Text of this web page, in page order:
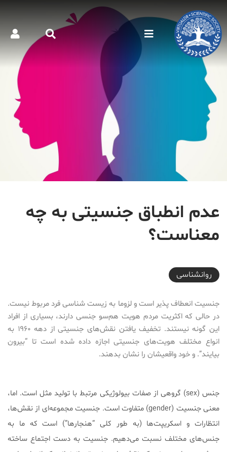
عدم انطباق جنسیتی به چه
معناست؟
2019-03-11T12:55:41+03:30
روانشناسی
جنسیت انعطاف پذیر است و لزوما به زیست شناسی فرد مربوط نیست.
در حالی که اکثریت مردم هویت هم‌سو جنسی دارند، بسیاری از افراد
این گونه نیستند. تخفیف یافتن نقش‌های جنسیتی از دهه ۱۹۶۰ به
انواع مختلف هویت‌های جنسیتی اجازه داده شده است تا “بیرون
بیایند”. و خود واقعیشان را نشان بدهند.
جنس (sex) گروهی از صفات بیولوژیکی مرتبط با تولید مثل است. اما،
معنی جنسیت (gender) متفاوت است. جنسیت مجموعه‌ای از نقش‌ها،
انتظارات و اسکریپت‌ها (به طور کلی “هنجارها”) است که ما به
جنس‌های مختلف نسبت می‌دهیم. جنسيت به دست اجتماع ساخته